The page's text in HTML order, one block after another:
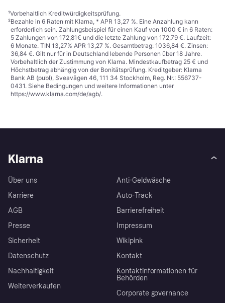
¹Vorbehaltlich Kreditwürdigkeitsprüfung.
²Bezahle in 6 Raten mit Klarna, * APR 13,27 %. Eine Anzahlung kann
erforderlich sein. Zahlungsbeispiel für einen Kauf von 1000 € in 6 Raten:
5 Zahlungen von 172,81€ und die letzte Zahlung von 172,79 €. Laufzeit:
6 Monate. TIN 13,27% APR 13,27 %. Gesamtbetrag: 1036,84 €. Zinsen:
36,84 €. Gilt nur für in Deutschland lebende Personen über 18 Jahre.
Vorbehaltlich der Zustimmung von Klarna. Mindestkaufbetrag 25 € und
Höchstbetrag abhängig von der Bonitätsprüfung. Kreditgeber: Klarna
Bank AB (publ), Sveavägen 46, 111 34 Stockholm, Reg. Nr.: 556737-
0431. Siehe Bedingungen und weitere Informationen unter
https://www.klarna.com/de/agb/.
Klarna
Über uns
Karriere
AGB
Presse
Sicherheit
Datenschutz
Nachhaltigkeit
Weiterverkaufen
Anti-Geldwäsche
Auto-Track
Barrierefreiheit
Impressum
Wikipink
Kontakt
Kontaktinformationen für
Behörden
Corporate governance